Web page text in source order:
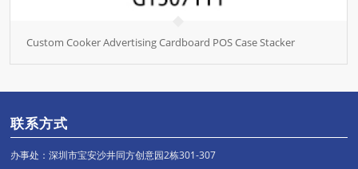
Custom Cooker Advertising Cardboard POS Case Stacker
联系方式
办事处：深圳市宝安沙井同方创意园2栋301-307